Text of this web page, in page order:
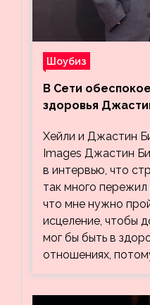
Шоубиз
В Сети
здоровья
Хейли
Хейли и Джастин
Images Джастин
в интервью, что
так много пережил
что мне нужно
исцеление, чтобы
мог бы быть в
отношениях,